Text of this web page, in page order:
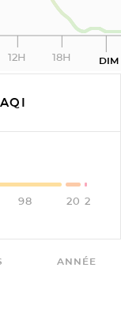
12H 18H DIM
AQI
98 20 2
ANNÉE